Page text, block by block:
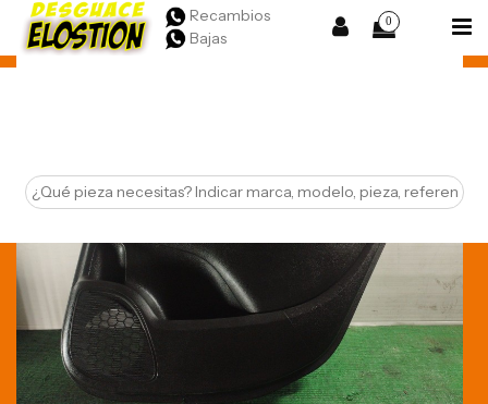
Recambios
Bajas
0